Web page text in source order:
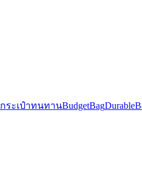
กระเป๋าทนทานBudgetBag